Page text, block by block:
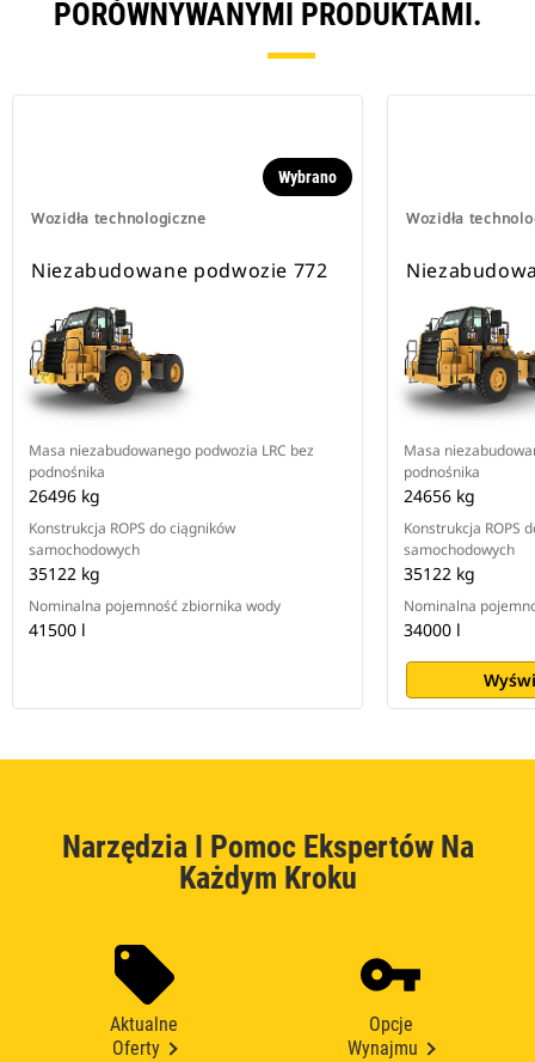
PORÓWNYWANYMI PRODUKTAMI.
Wozidła technologiczne
Wybrano
Niezabudowane podwozie 772
Masa niezabudowanego podwozia LRC bez
podnośnika
26496 kg
Konstrukcja ROPS do ciągników
samochodowych
35122 kg
Nominalna pojemność zbiornika wody
41500 l
Wozidła
Masa
podnośnika
24656 kg
Konstrukcja ROPS
samochodowych
35122 kg
Nominalna
34000 l
Narzędzia I Pomoc Ekspertów Na
Każdym Kroku
Aktualne
Oferty
Opcje
Wynajmu